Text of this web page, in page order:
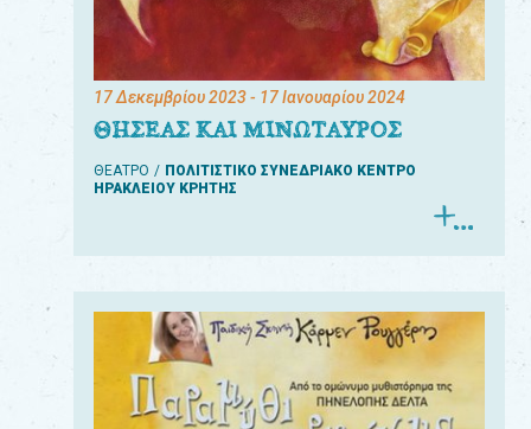
17 Δεκεμβρίου 2023- 17 Ιανουαρίου 2024
ΘΗΣΕΑΣ ΚΑΙ ΜΙΝΩΤΑΥΡΟΣ
ΘΕΑΤΡΟ
ΠΟΛΙΤΙΣΤΙΚΟ ΣΥΝΕΔΡΙΑΚΟ ΚΕΝΤΡΟ
ΗΡΑΚΛΕΙΟΥ ΚΡΗΤΗΣ